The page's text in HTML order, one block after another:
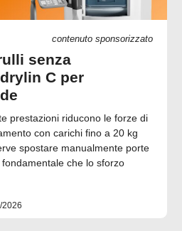
contenuto sponsorizzato
senza
C per
prestazioni riducono le forze di
con carichi fino a 20 kg
spostare manualmente porte
che lo sforzo
2026